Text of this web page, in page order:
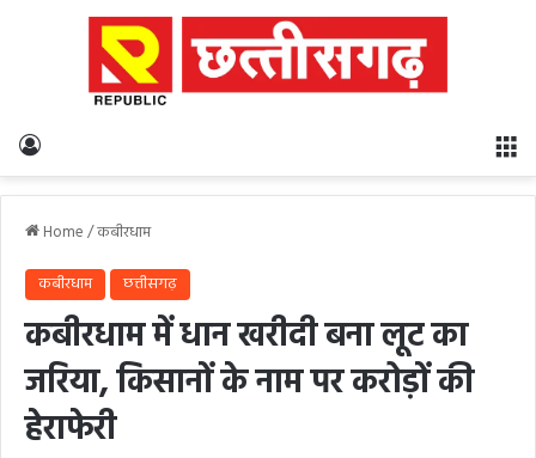
Home/कबीरधाम
कबीरधाम छत्तीसगढ़
कबीरधाम में धान खरीदी बना लूट का
जरिया, किसानों के नाम पर करोड़ों की
हेराफेरी